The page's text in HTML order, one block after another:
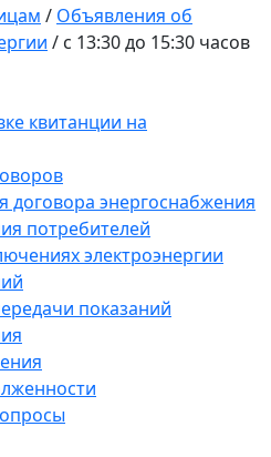
/ Объявления об
/ с 13:30 до 15:30 часов
квитанции на
договора энергоснабжения
потребителей
электроэнергии
показаний